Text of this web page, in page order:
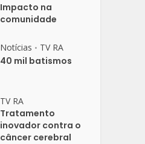
Impacto na
comunidade
Notícias • TV RA
40 mil batismos
TV RA
Tratamento
inovador contra o
câncer cerebral